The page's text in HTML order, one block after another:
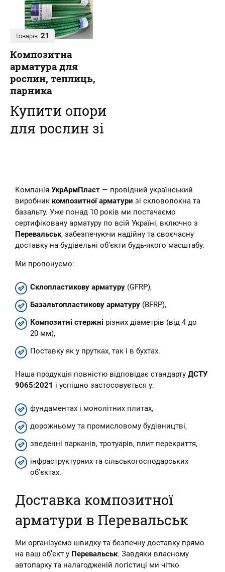
Товарів: 21
Композитна
арматура для
рослин, теплиць,
парника
Купити опори
для рослин зі
купити композитні кілочки для
рослин – овочів, кві...
Компанія УкрАрмПласт — провідний український
виробник композитної арматури зі скловолокна та
базальту. Уже понад 10 років ми постачаємо
сертифіковану арматуру по всій Україні, включно з
Перевальськ, забезпечуючи надійну та своєчасну
доставку на будівельні об’єкти будь-якого масштабу.
Ми пропонуємо:
Склопластикову арматуру (GFRP),
Базальтопластикову арматуру (BFRP),
Композитні стержні різних діаметрів (від 4 до
20 мм),
Поставку як у прутках, так і в бухтах.
Наша продукція повністю відповідає стандарту ДСТУ
9065:2021 і успішно застосовується у:
фундаментах і монолітних плитах,
дорожньому та промисловому будівництві,
зведенні парканів, тротуарів, плит перекриття,
інфраструктурних та сільськогосподарських
об’єктах.
Доставка композитної
арматури в Перевальськ
Ми організуємо швидку та безпечну доставку прямо
на ваш об’єкт у Перевальськ. Завдяки власному
автопарку та налагодженій логістиці ми чітко